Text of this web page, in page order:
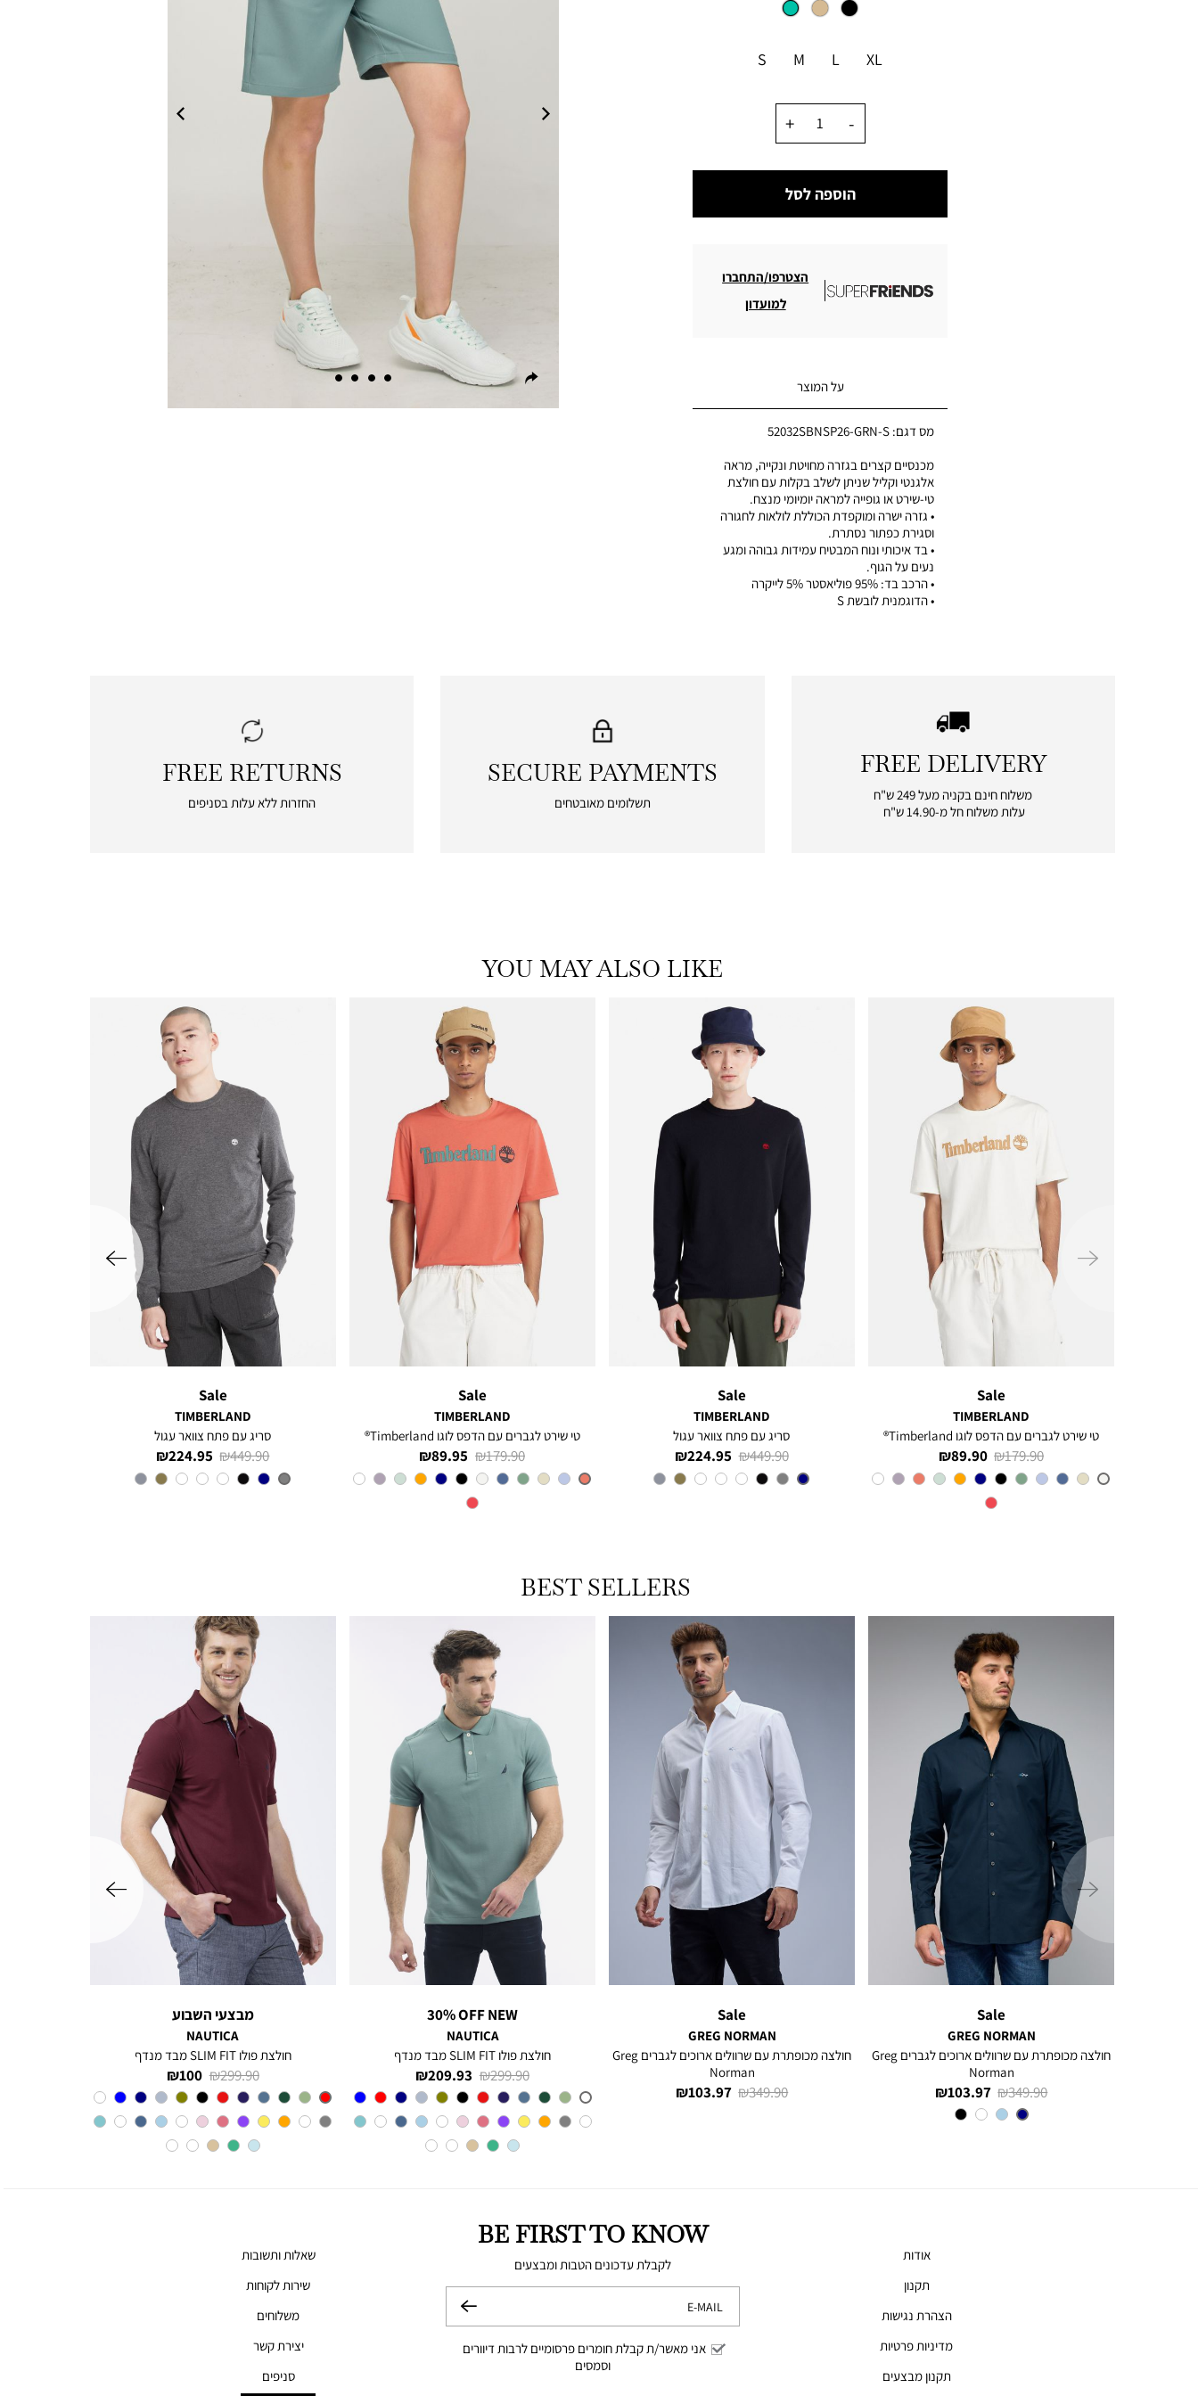
S M L XL
הוספה לסל
הצטרפו/התחברו
למועדון
על המוצר
מס דגם: 52032SBNSP26-GRN-S
מכנסיים קצרים בגזרה מחויטת ונקייה, מראה
אלגנטי וקליל שניתן לשלב בקלות עם חולצת
טי-שירט או גופייה למראה יומיומי מנצח.
• גזרה ישרה ומוקפדת הכוללת לולאות לחגורה
וסגירת כפתור נסתרת.
• בד איכותי ונוח המבטיח עמידות גבוהה ומגע
נעים על הגוף.
• הרכב בד: 95% פוליאסטר 5% לייקרה
• הדוגמנית לובשת S
|
free
delivery
|
FREE DELIVERY
משלוח חינם בקניה מעל 249 ש"ח
עלות משלוח חל מ-14.90 ש"ח
|
payments
SECURE PAYMENTS
תשלומים מאובטחים
|
returns
FREE RETURNS
החזרות ללא עלות בסניפים
YOU MAY ALSO LIKE
ימינה
Sale
TIMBERLAND
טי שירט לגברים עם הדפס לוגו Timberland®
מחיר
מוצר
89.90 ₪
מחיר
רגיל
179.90 ₪
צבע
VINTAGE
WHITE
Sale
TIMBERLAND
סריג עם פתח צוואר עגול
מחיר
מוצר
224.95 ₪
מחיר
רגיל
449.90 ₪
צבע
Navy
Sale
TIMBERLAND
טי שירט לגברים עם הדפס לוגו Timberland®
מחיר
מוצר
89.95 ₪
מחיר
רגיל
179.90 ₪
צבע
SIENNA-
APP
Sale
TIMBERLAND
סריג עם פתח צוואר עגול
מחיר
מוצר
224.95 ₪
מחיר
רגיל
449.90 ₪
צבע
Grey
שמאלה
BEST SELLERS
ימינה
Sale
GREG NORMAN
חולצה מכופתרת עם שרוולים ארוכים לגברים Greg
Norman
מחיר
מוצר
103.97 ₪
מחיר
רגיל
349.90 ₪
צבע
NAVY
Sale
GREG NORMAN
חולצה מכופתרת עם שרוולים ארוכים לגברים Greg
Norman
מחיר
103.97 ₪
מחיר
349.90 ₪
30% OFF NEW
NAUTICA
חולצת פולו SLIM FIT מבד מנדף
מחיר
מוצר
209.93 ₪
מחיר
רגיל
299.90 ₪
צבע
A6M
מבצעי השבוע
NAUTICA
חולצת פולו SLIM FIT מבד מנדף
מחיר
מוצר
100 ₪
מחיר
רגיל
299.90 ₪
צבע
Red
שמאלה
BE FIRST TO KNOW
לקבלת עדכונים הטבות ומבצעים
E-MAIL
אני מאשר/ת קבלת חומרים פרסומיים לרבות דיוורים
וסמסים
שלח
אודות
תקנון
הצהרת נגישות
מדיניות פרטיות
תקנון מבצעים
שאלות ותשובות
שירות לקוחות
משלוחים
יצירת קשר
סניפים